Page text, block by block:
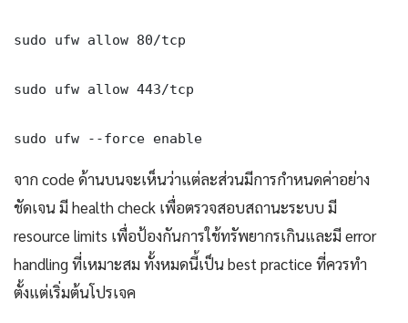
sudo ufw allow 80/tcp
sudo ufw allow 443/tcp
sudo ufw --force enable
จาก code ด้านบนจะเห็นว่าแต่ละส่วนมีการกำหนดค่าอย่าง
ชัดเจน มี health check เพื่อตรวจสอบสถานะระบบ มี
resource limits เพื่อป้องกันการใช้ทรัพยากรเกินและมี error
handling ที่เหมาะสม ทั้งหมดนี้เป็น best practice ที่ควรทำ
ตั้งแต่เริ่มต้นโปรเจค